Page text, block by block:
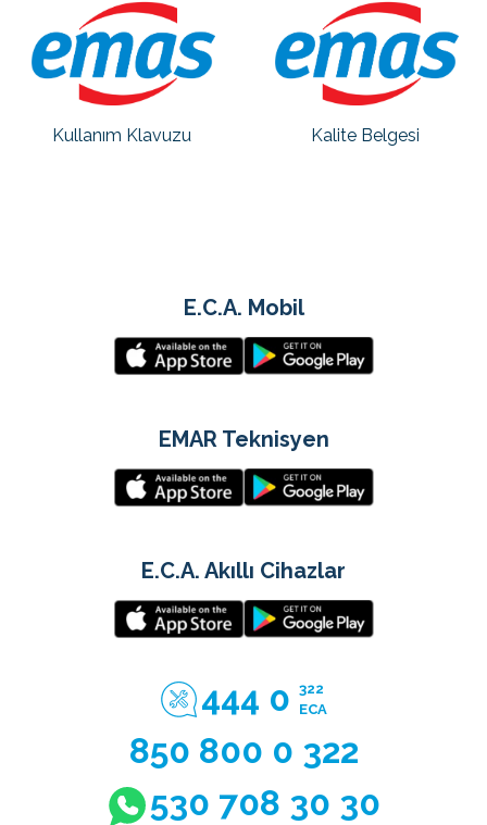
Kullanım Klavuzu Kalite Belgesi
E.C.A. Mobil
EMAR Teknisyen
E.C.A. Akıllı Cihazlar
444 0 322
ECA
850 800 0 322
530 708 30 30